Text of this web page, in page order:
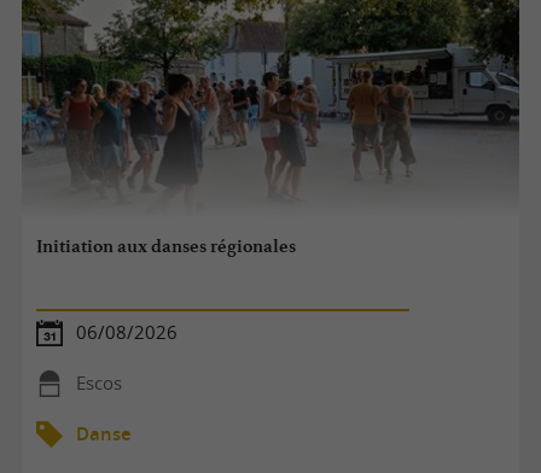
Initiation aux danses régionales
06/08/2026
Escos
Danse